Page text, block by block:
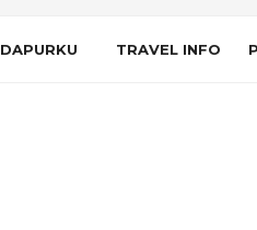
DAPURKU TRAVEL INFO